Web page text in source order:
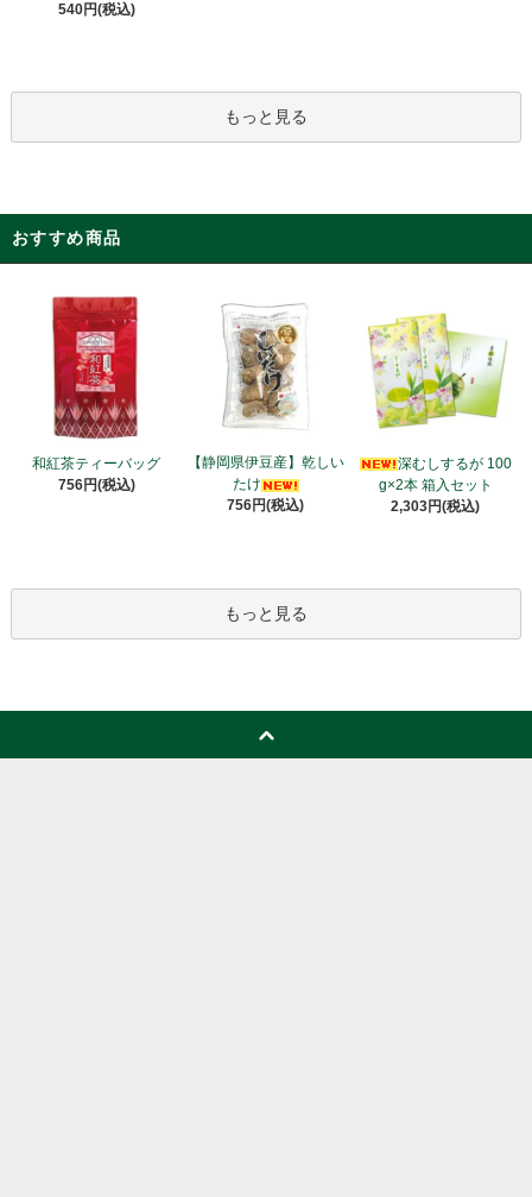
540円(税込)
もっと見る
おすすめ商品
和紅茶ティーバッグ
756円(税込)
【静岡県伊豆産】乾しい
たけ
756円(税込)
深むしするが 100
g×2本 箱入セット
2,303円(税込)
もっと見る